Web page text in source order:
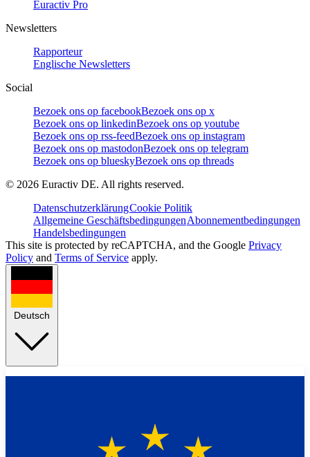
Euractiv Pro
Newsletters
Rapporteur
Englische Newsletters
Social
Bezoek ons op facebookBezoek ons op x
Bezoek ons op linkedinBezoek ons op youtube
Bezoek ons op rss-feedBezoek ons op instagram
Bezoek ons op mastodonBezoek ons op telegram
Bezoek ons op blueskyBezoek ons op threads
© 2026 Euractiv DE. All rights reserved.
DatenschutzerklärungCookie Politik
Allgemeine GeschäftsbedingungenAbonnementbedingungen
Handelsbedingungen
This site is protected by reCAPTCHA, and the Google Privacy
Policy and Terms of Service apply.
Deutsch